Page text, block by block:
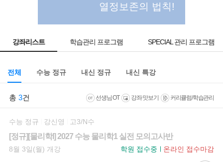
열정보존의 법칙!
강좌리스트 학습관리 프로그램 SPECIAL 관리 프로그램
전체 수능 정규 내신 정규 내신 특강
총 3건 선생님 OT 강좌 맛보기 커리큘럼/학습관리
수능 정규 강신영 고3/N수
[정규][물리학I] 2027 수능 물리학1 실전 모의고사반
8월 3일(월) 개강 학원 접수중 온라인 접수마감